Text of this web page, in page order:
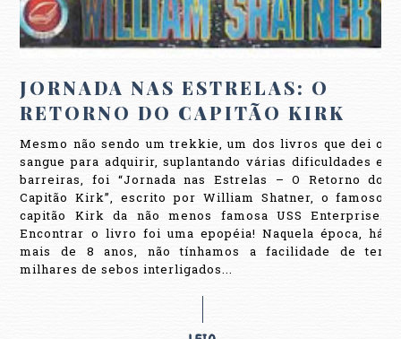
JORNADA NAS ESTRELAS: O
RETORNO DO CAPITÃO KIRK
Mesmo não sendo um trekkie, um dos livros que dei o
sangue para adquirir, suplantando várias dificuldades e
barreiras, foi “Jornada nas Estrelas – O Retorno do
Capitão Kirk”, escrito por William Shatner, o famoso
capitão Kirk da não menos famosa USS Enterprise.
Encontrar o livro foi uma epopéia! Naquela época, há
mais de 8 anos, não tínhamos a facilidade de ter
milhares de sebos interligados...